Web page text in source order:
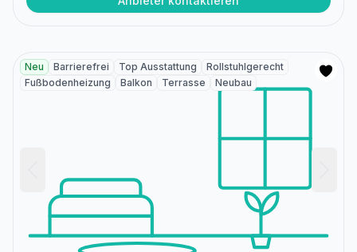
Neu Barrierefrei Top Ausstattung
Rollstuhlgerecht
Fußbodenheizung
Balkon Terrasse Neubau